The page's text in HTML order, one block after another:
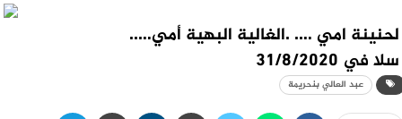
لحنينة امي …. .الغالية البهية أمي…..
سلا في 31/8/2020
عبد العالي بنحريمة